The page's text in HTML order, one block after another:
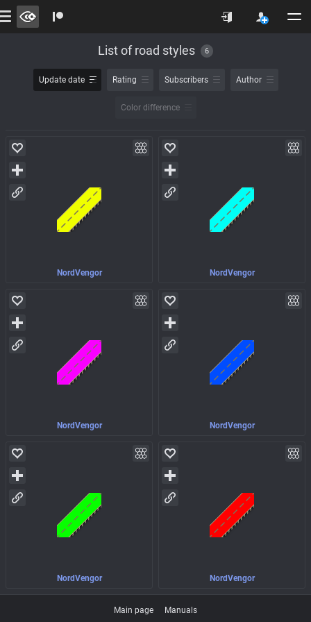
List of road styles 6
Update date Rating Subscribers Author
Color difference
NordVengor NordVengor
NordVengor NordVengor
NordVengor NordVengor
Main page Manuals